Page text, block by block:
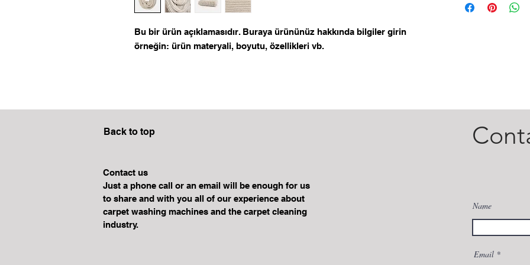
Bu bir ürün açıklamasıdır. Buraya ürününüz hakkında bilgiler girin
örneğin: ürün materyali, boyutu, özellikleri vb.
ve müşterilerinizin
teslimat ve
Back to top
Contact us
Just a phone call or an email will be enough for us
to share and with you all of our experience about
carpet washing machines and the carpet cleaning
industry.
+90 232 281 65 76
Name
Email